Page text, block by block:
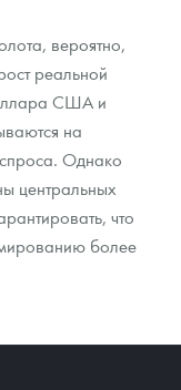
вероятно,
реальной
США и
на
Однако
центральных
что
более